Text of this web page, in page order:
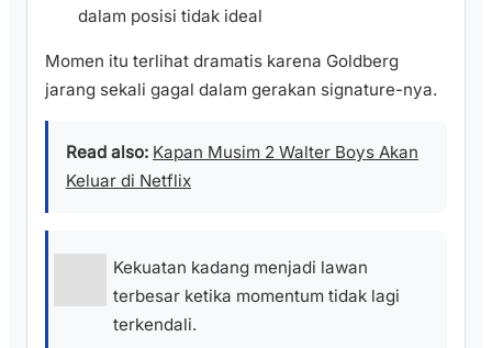
dalam posisi tidak ideal
Momen itu terlihat dramatis karena Goldberg
jarang sekali gagal dalam gerakan signature-nya.
Read also: Kapan Musim 2 Walter Boys Akan
Keluar di Netflix
Kekuatan kadang menjadi lawan
terbesar ketika momentum tidak lagi
terkendali.